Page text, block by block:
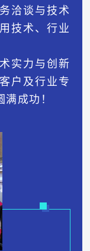
洽谈与技术
技术、行业
实力与创新
户及行业专
满成功 ！